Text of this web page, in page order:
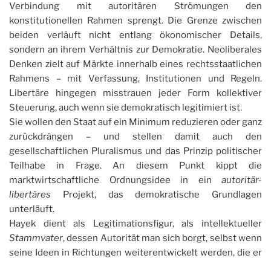
Verbindung mit autoritären Strömungen den
konstitutionellen Rahmen sprengt. Die Grenze zwischen
beiden verläuft nicht entlang ökonomischer Details,
sondern an ihrem Verhältnis zur Demokratie. Neoliberales
Denken zielt auf Märkte innerhalb eines rechtsstaatlichen
Rahmens – mit Verfassung, Institutionen und Regeln.
Libertäre hingegen misstrauen jeder Form kollektiver
Steuerung, auch wenn sie demokratisch legitimiert ist.
Sie wollen den Staat auf ein Minimum reduzieren oder ganz
zurückdrängen – und stellen damit auch den
gesellschaftlichen Pluralismus und das Prinzip politischer
Teilhabe in Frage. An diesem Punkt kippt die
marktwirtschaftliche Ordnungsidee in ein autoritär-
libertäres Projekt, das demokratische Grundlagen
unterläuft.
Hayek dient als Legitimationsfigur, als intellektueller
Stammvater, dessen Autorität man sich borgt, selbst wenn
seine Ideen in Richtungen weiterentwickelt werden, die er